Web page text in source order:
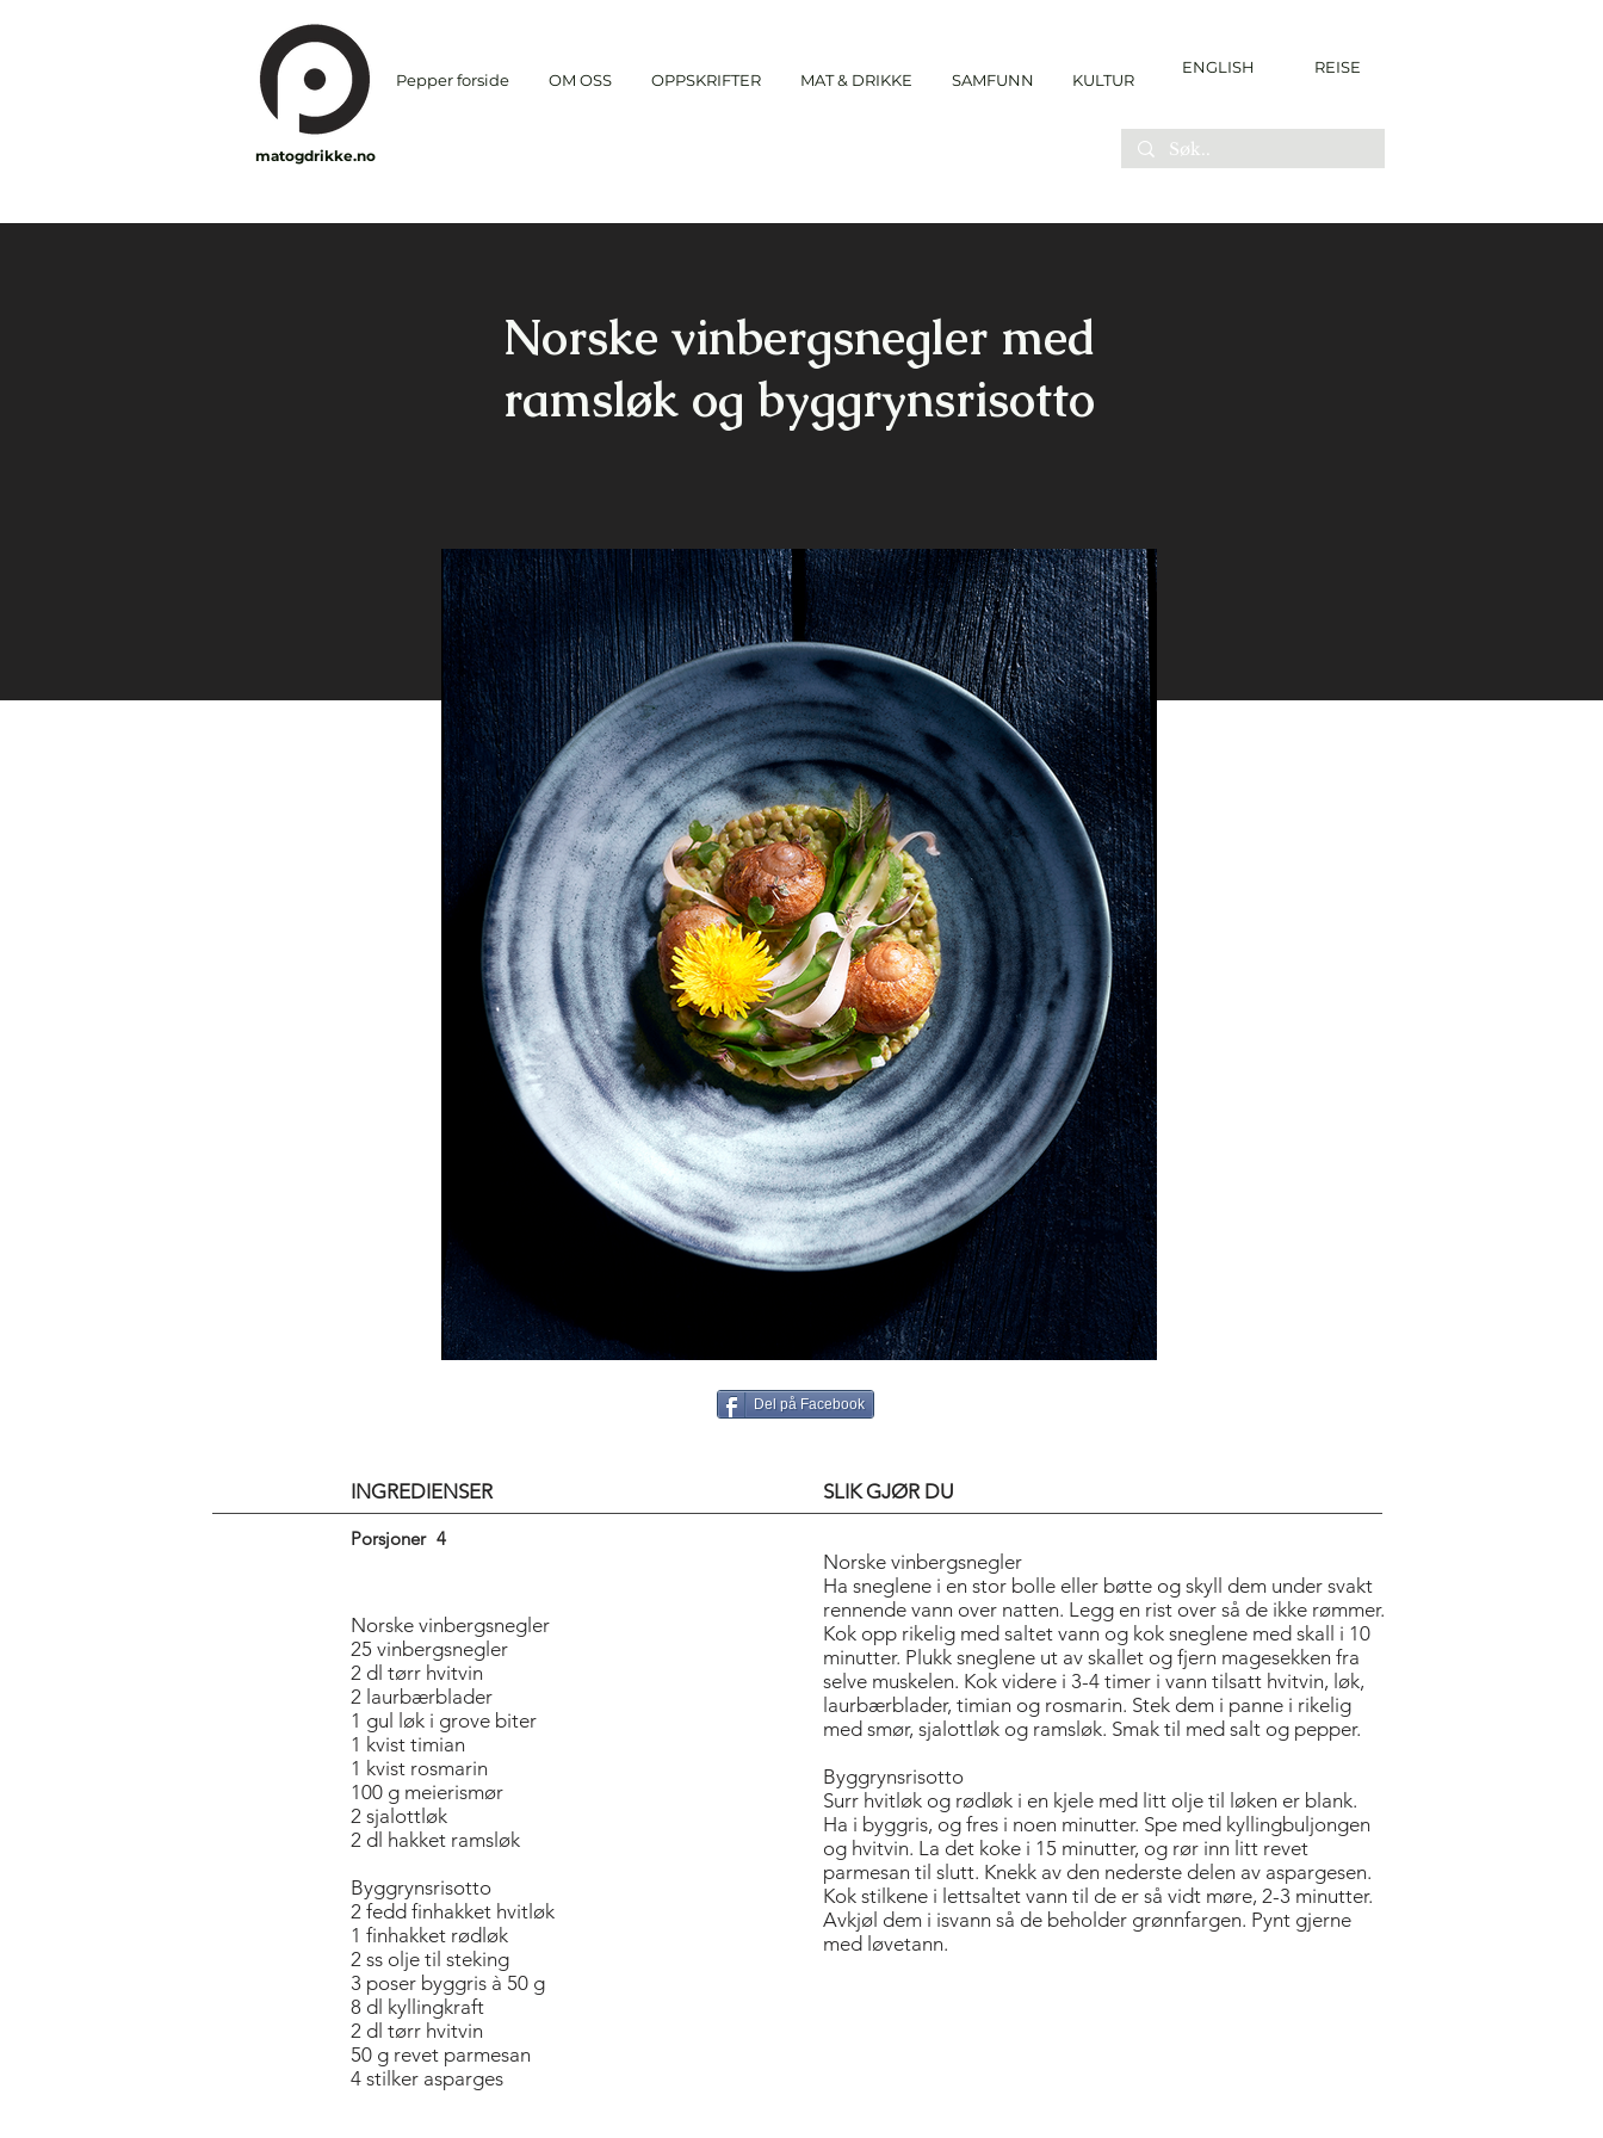
Pepper forside OM OSS OPPSKRIFTER MAT & DRIKKE SAMFUNN KULTUR
ENGLISH REISE
matogdrikke.no
Norske vinbergsnegler med
ramsløk og byggrynsrisotto
Del på Facebook
INGREDIENSER SLIK GJØR DU
Porsjoner 4
Norske vinbergsnegler
25 vinbergsnegler
2 dl tørr hvitvin
2 laurbærblader
1 gul løk i grove biter
1 kvist timian
1 kvist rosmarin
100 g meierismør
2 sjalottløk
2 dl hakket ramsløk
Byggrynsrisotto
2 fedd finhakket hvitløk
1 finhakket rødløk
2 ss olje til steking
3 poser byggris à 50 g
8 dl kyllingkraft
2 dl tørr hvitvin
50 g revet parmesan
4 stilker asparges
Norske vinbergsnegler
Ha sneglene i en stor bolle eller bøtte og skyll dem under svakt
rennende vann over natten. Legg en rist over så de ikke ­rømmer.
Kok opp rikelig med saltet vann og kok sneglene med skall i 10
minutter. Plukk sneglene ut av skallet og fjern mage­sekken fra
selve muskelen. Kok ­videre i 3-4 timer i vann tilsatt hvitvin, løk,
laurbær­blader, ­timian og rosmarin. Stek dem i panne i rikelig
med smør, sjalottløk og ramsløk. Smak til med salt og pepper.
Byggrynsrisotto
Surr hvitløk og rødløk i en kjele med litt olje til løken er blank.
Ha i byggris, og fres i noen minutter. Spe med kyllingbuljongen
og hvitvin. La det koke i 15 minutter, og rør inn litt revet
parmesan til slutt. Knekk av den nederste delen av aspargesen.
Kok stilkene i lettsaltet vann til de er så vidt møre, 2-3 minutter.
Avkjøl dem i isvann så de beholder grønnfargen. Pynt gjerne
med løvetann.